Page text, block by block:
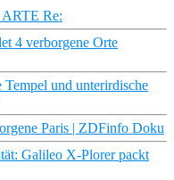
Re:
4 verborgene Orte
Tempel und unterirdische
Paris | ZDFinfo Doku
Galileo X-Plorer packt